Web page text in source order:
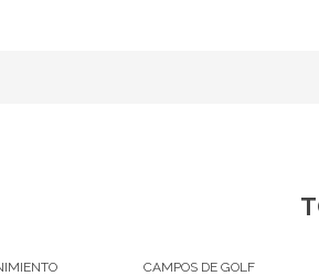
CAMPOS DE GOLF